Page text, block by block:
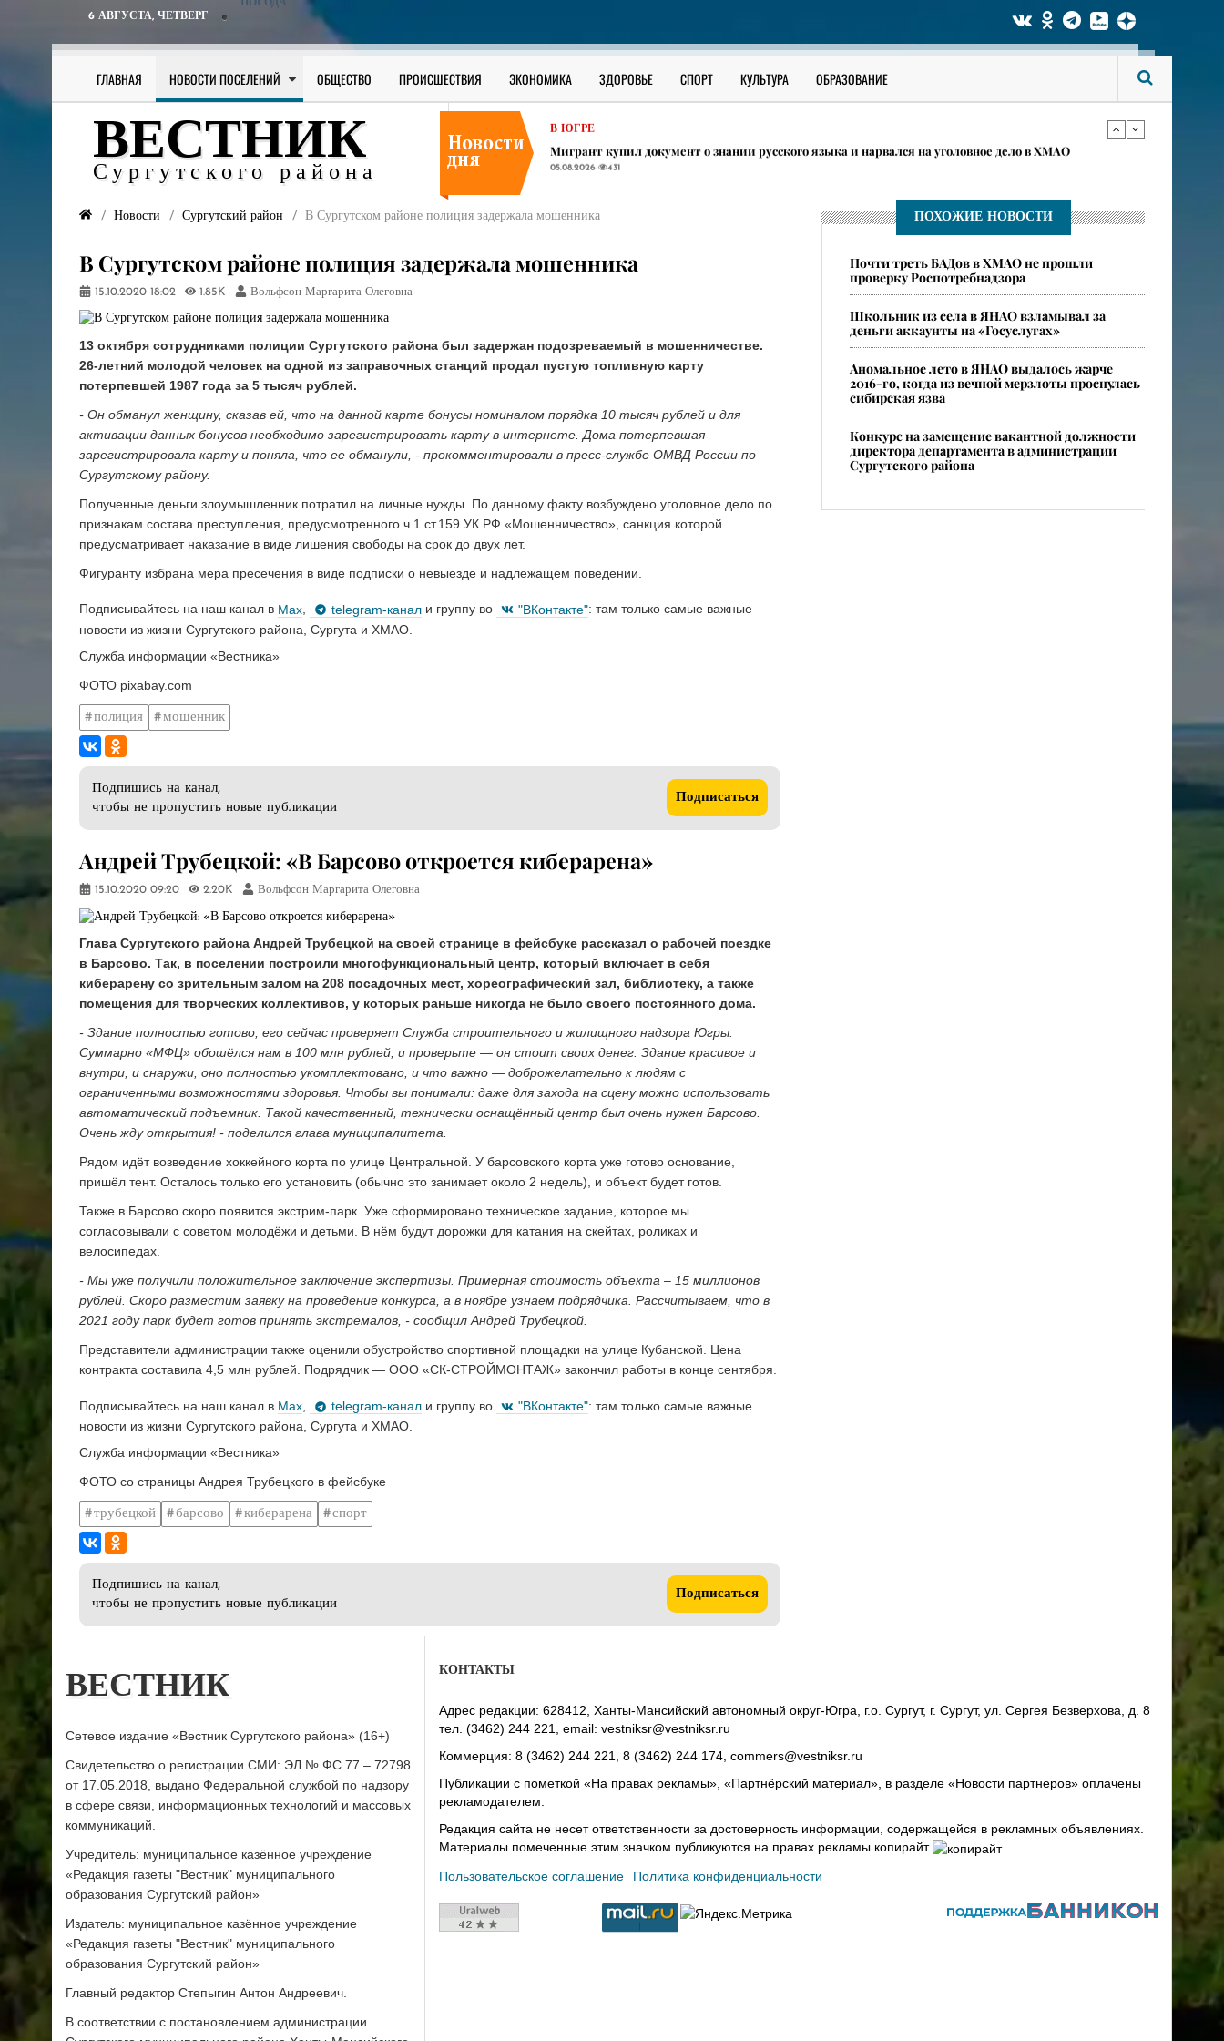
6 АВГУСТА, ЧЕТВЕРГ
ПОГОДА
ГЛАВНАЯ НОВОСТИ ПОСЕЛЕНИЙ ОБЩЕСТВО ПРОИСШЕСТВИЯ ЭКОНОМИКА ЗДОРОВЬЕ СПОРТ КУЛЬТУРА ОБРАЗОВАНИЕ
ВЕСТНИК
Сургутского района
05.08.2026 415
В ЮГРЕ
Мигрант купил документ о знании русского языка и нарвался на уголовное дело в ХМАО
05.08.2026 431
Вахтовик из Башкирии пропал на месторождении в ХМАО
Новости Сургутский район В Сургутском районе полиция задержала мошенника
В Сургутском районе полиция задержала мошенника
15.10.2020 18:02 1.85K Вольфсон Маргарита Олеговна
13 октября сотрудниками полиции Сургутского района был задержан подозреваемый в мошенничестве.
26-летний молодой человек на одной из заправочных станций продал пустую топливную карту
потерпевшей 1987 года за 5 тысяч рублей.
- Он обманул женщину, сказав ей, что на данной карте бонусы номиналом порядка 10 тысяч рублей и для
активации данных бонусов необходимо зарегистрировать карту в интернете. Дома потерпевшая
зарегистрировала карту и поняла, что ее обманули, - прокомментировали в пресс-службе ОМВД России по
Сургутскому району.
Полученные деньги злоумышленник потратил на личные нужды. По данному факту возбуждено уголовное дело по
признакам состава преступления, предусмотренного ч.1 ст.159 УК РФ «Мошенничество», санкция которой
предусматривает наказание в виде лишения свободы на срок до двух лет.
Фигуранту избрана мера пресечения в виде подписки о невыезде и надлежащем поведении.
Подписывайтесь на наш канал в Max, telegram-канал и группу во "ВКонтакте": там только самые важные
новости из жизни Сургутского района, Сургута и ХМАО.
Служба информации «Вестника»
ФОТО pixabay.com
полиция мошенник
Подпишись на канал,
чтобы не пропустить новые публикации
Подписаться
Андрей Трубецкой: «В Барсово откроется киберарена»
15.10.2020 09:20 2.20K Вольфсон Маргарита Олеговна
Глава Сургутского района Андрей Трубецкой на своей странице в фейсбуке рассказал о рабочей поездке
в Барсово. Так, в поселении построили многофункциональный центр, который включает в себя
киберарену со зрительным залом на 208 посадочных мест, хореографический зал, библиотеку, а также
помещения для творческих коллективов, у которых раньше никогда не было своего постоянного дома.
- Здание полностью готово, его сейчас проверяет Служба строительного и жилищного надзора Югры.
Суммарно «МФЦ» обошёлся нам в 100 млн рублей, и проверьте — он стоит своих денег. Здание красивое и
внутри, и снаружи, оно полностью укомплектовано, и что важно — доброжелательно к людям с
ограниченными возможностями здоровья. Чтобы вы понимали: даже для захода на сцену можно использовать
автоматический подъемник. Такой качественный, технически оснащённый центр был очень нужен Барсово.
Очень жду открытия! - поделился глава муниципалитета.
Рядом идёт возведение хоккейного корта по улице Центральной. У барсовского корта уже готово основание,
пришёл тент. Осталось только его установить (обычно это занимает около 2 недель), и объект будет готов.
Также в Барсово скоро появится экстрим-парк. Уже сформировано техническое задание, которое мы
согласовывали с советом молодёжи и детьми. В нём будут дорожки для катания на скейтах, роликах и
велосипедах.
- Мы уже получили положительное заключение экспертизы. Примерная стоимость объекта – 15 миллионов
рублей. Скоро разместим заявку на проведение конкурса, а в ноябре узнаем подрядчика. Рассчитываем, что в
2021 году парк будет готов принять экстремалов, - сообщил Андрей Трубецкой.
Представители администрации также оценили обустройство спортивной площадки на улице Кубанской. Цена
контракта составила 4,5 млн рублей. Подрядчик — ООО «СК-СТРОЙМОНТАЖ» закончил работы в конце сентября.
Подписывайтесь на наш канал в Max telegram-канал и группу во "ВКонтакте": там только самые важные
новости из жизни Сургутского района, Сургута и ХМАО.
Служба информации «Вестника»
ФОТО со страницы Андрея Трубецкого в фейсбуке
трубецкой барсово киберарена спорт
Подпишись на канал,
чтобы не пропустить новые публикации
Подписаться
ПОХОЖИЕ НОВОСТИ
Почти треть БАДов в ХМАО не прошли
проверку Роспотребнадзора
Школьник из села в ЯНАО взламывал за
деньги аккаунты на «Госуслугах»
​Аномальное лето в ЯНАО выдалось жарче
2016-го, когда из вечной мерзлоты проснулась
сибирская язва
Конкурс на замещение вакантной должности
директора департамента в администрации
Сургутского района
ВЕСТНИК
Сетевое издание «Вестник Сургутского района» (16+)
Свидетельство о регистрации СМИ: ЭЛ № ФС 77 – 72798
от 17.05.2018, выдано Федеральной службой по надзору
в сфере связи, информационных технологий и массовых
коммуникаций.
Учредитель: муниципальное казённое учреждение
«Редакция газеты "Вестник" муниципального
образования Сургутский район»
Издатель: муниципальное казённое учреждение
«Редакция газеты "Вестник" муниципального
образования Сургутский район»
Главный редактор Степыгин Антон Андреевич.
В соответствии с постановлением администрации
КОНТАКТЫ
Адрес редакции: 628412, Ханты-Мансийский автономный округ-Югра, г.о. Сургут, г. Сургут, ул. Сергея Безверхова, д. 8
тел. (3462) 244 221, email: vestniksr@vestniksr.ru
Коммерция: 8 (3462) 244 221, 8 (3462) 244 174, commers@vestniksr.ru
Публикации с пометкой «На правах рекламы», «Партнёрский материал», в разделе «Новости партнеров» оплачены
рекламодателем.
Редакция сайта не несет ответственности за достоверность информации, содержащейся в рекламных объявлениях.
Материалы помеченные этим значком публикуются на правах рекламы копирайт
Пользовательское соглашение
Политика конфиденциальности